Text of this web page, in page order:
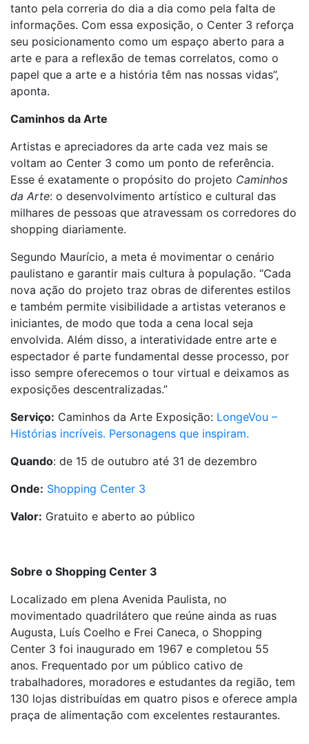
tanto pela correria do dia a dia como pela falta de
informações. Com essa exposição, o Center 3 reforça
seu posicionamento como um espaço aberto para a
arte e para a reflexão de temas correlatos, como o
papel que a arte e a história têm nas nossas vidas”,
aponta.
Caminhos da Arte
Artistas e apreciadores da arte cada vez mais se
voltam ao Center 3 como um ponto de referência.
Esse é exatamente o propósito do projeto Caminhos
da Arte: o desenvolvimento artístico e cultural das
milhares de pessoas que atravessam os corredores do
shopping diariamente.
Segundo Maurício, a meta é movimentar o cenário
paulistano e garantir mais cultura à população. “Cada
nova ação do projeto traz obras de diferentes estilos
e também permite visibilidade a artistas veteranos e
iniciantes, de modo que toda a cena local seja
envolvida. Além disso, a interatividade entre arte e
espectador é parte fundamental desse processo, por
isso sempre oferecemos o tour virtual e deixamos as
exposições descentralizadas.”
Serviço: Caminhos da Arte Exposição: LongeVou –
Histórias incríveis. Personagens que inspiram.
Quando: de 15 de outubro até 31 de dezembro
Onde: Shopping Center 3
Valor: Gratuito e aberto ao público
Sobre o Shopping Center 3
Localizado em plena Avenida Paulista, no
movimentado quadrilátero que reúne ainda as ruas
Augusta, Luís Coelho e Frei Caneca, o Shopping
Center 3 foi inaugurado em 1967 e completou 55
anos. Frequentado por um público cativo de
trabalhadores, moradores e estudantes da região, tem
130 lojas distribuídas em quatro pisos e oferece ampla
praça de alimentação com excelentes restaurantes.